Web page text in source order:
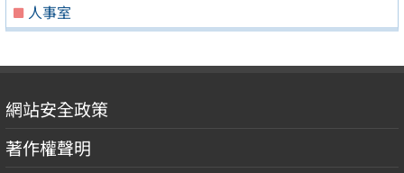
人事室
網站安全政策
著作權聲明